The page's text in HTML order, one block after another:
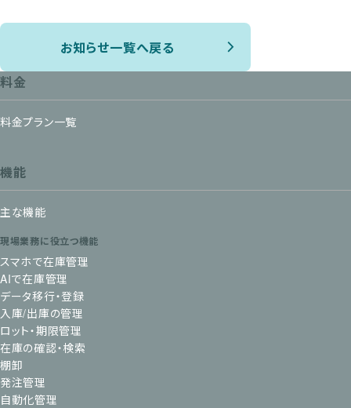
お知らせ一覧へ戻る
料金
料金プラン一覧
機能
主な機能
現場業務に役立つ機能
スマホで在庫管理
AIで在庫管理
データ移行・登録
入庫/出庫の管理
ロット・期限管理
在庫の確認・検索
棚卸
発注管理
自動化管理